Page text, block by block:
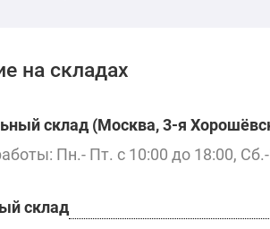
на складах
склад (Москва, 3-я
Пн.- Пт. с 10:00 до 18:00,
склад